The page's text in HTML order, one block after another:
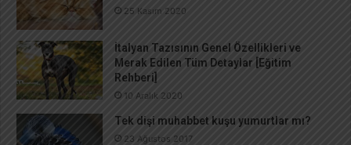
25 Kasım 2020
İtalyan Tazısının Genel Özellikleri ve
Merak Edilen Tüm Detaylar [Eğitim
Rehberi]
10 Aralık 2020
Tek dişi muhabbet kuşu yumurtlar mı?
23 Ağustos 2017